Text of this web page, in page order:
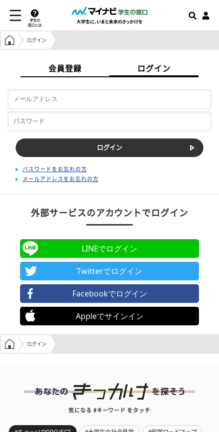
学生の
窓口とは
学生の窓口トップ
ログイン
会員登録 ログイン
パスワードをお忘れの方
メールアドレスをお忘れの方
外部サービスのアカウントでログイン
LINEでログイン
Twitterでログイン
Facebookでログイン
Appleでサインイン
学生の窓口トップ
ログイン
気になる #キーワード をタッチ